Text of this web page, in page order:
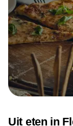
Uit eten in